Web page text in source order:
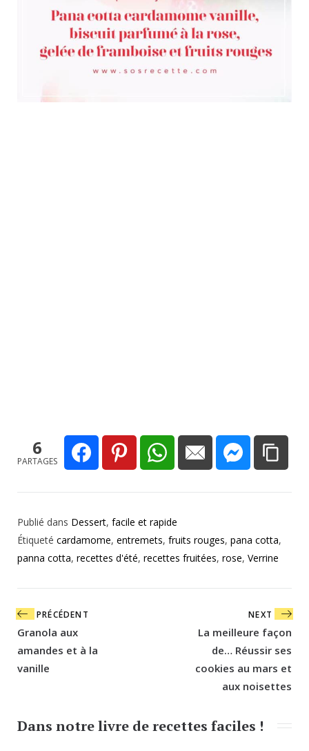
6
PARTAGES
Publié dans Dessert, facile et rapide
Étiqueté cardamome, entremets, fruits rouges, pana cotta,
panna cotta, recettes d'été, recettes fruitées, rose, Verrine
Navigation
de
l’article
PRÉCÉDENT
Granola aux
amandes et à la
vanille
NEXT
La meilleure façon
de… Réussir ses
cookies au mars et
aux noisettes
Dans notre livre de recettes faciles !